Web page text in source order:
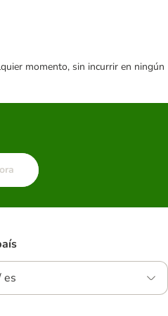
momento, sin incurrir en ningún
es